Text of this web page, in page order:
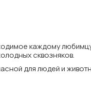
каждому
сквозняков.
для людей и